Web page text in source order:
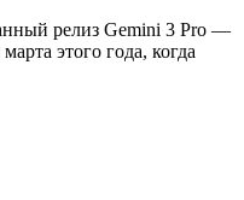
релиз Gemini 3 Pro —
этого года, когда